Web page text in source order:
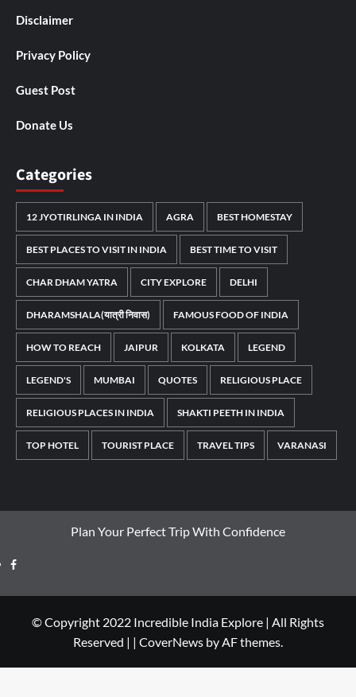
Disclaimer
Privacy Policy
Guest Post
Donate Us
Categories
12 JYOTIRLINGA IN INDIA AGRA BEST HOMESTAY
BEST PLACES TO VISIT IN INDIA BEST TIME TO VISIT
CHAR DHAM YATRA CITY EXPLORE DELHI
DHARAMSHALA(यात्री निवास) FAMOUS FOOD OF INDIA
HOW TO REACH JAIPUR KOLKATA LEGEND
LEGEND'S MUMBAI QUOTES RELIGIOUS PLACE
RELIGIOUS PLACES IN INDIA SHAKTI PEETH IN INDIA
TOP HOTEL TOURIST PLACE TRAVEL TIPS VARANASI
Plan Your Perfect Trip With Confidence
© Copyright 2022 Incredible India Explore | All Rights
Reserved | | CoverNews by AF themes.